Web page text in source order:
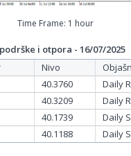
Time Frame: 1 hour
i otpora - 16/07/2025
Nivo
40.3760
Daily
40.3209
Daily
40.1739
Daily
40.1188 Daily